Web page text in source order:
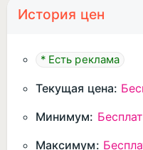
История цен
* Есть реклама
Текущая цена:
Минимум:
Максимум: